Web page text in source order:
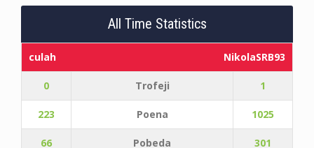
All Time Statistics
culah NikolaSRB93
0 Trofeji 1
223 Poena 1025
66 Pobeda 301